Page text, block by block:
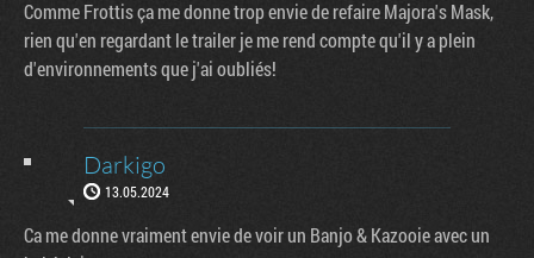
Comme Frottis ça me donne trop envie de refaire Majora's Mask,
rien qu'en regardant le trailer je me rend compte qu'il y a plein
d'environnements que j'ai oubliés!
Darkigo
13.05.2024
Ca me donne vraiment envie de voir un Banjo & Kazooie avec un